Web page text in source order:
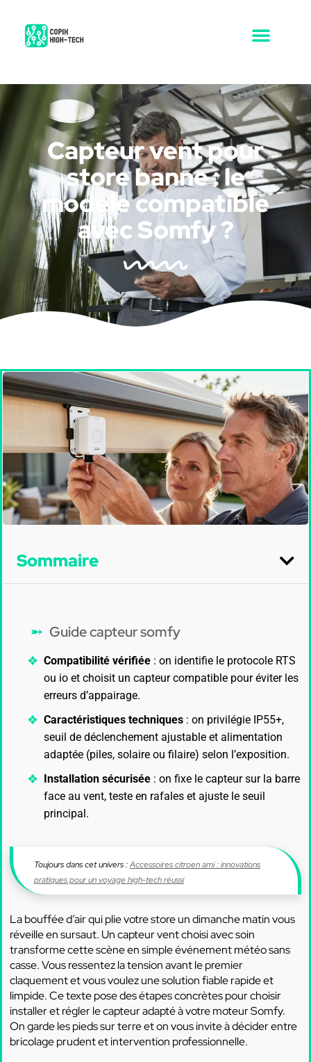
Capteur vent pour
store banne : le
modèle compatible
avec Somfy ?
Sommaire
Guide capteur somfy
Compatibilité vérifiée : on identifie le protocole RTS
ou io et choisit un capteur compatible pour éviter les
erreurs d’appairage.
Caractéristiques techniques : on privilégie IP55+,
seuil de déclenchement ajustable et alimentation
adaptée (piles, solaire ou filaire) selon l’exposition.
Installation sécurisée : on fixe le capteur sur la barre
face au vent, teste en rafales et ajuste le seuil
principal.
Toujours dans cet univers :Accessoires citroen ami : innovations
pratiques pour un voyage high-tech réussi
La bouffée d’air qui plie votre store un dimanche matin vous
réveille en sursaut. Un capteur vent choisi avec soin
transforme cette scène en simple événement météo sans
casse. Vous ressentez la tension avant le premier
claquement et vous voulez une solution fiable rapide et
limpide. Ce texte pose des étapes concrètes pour choisir
installer et régler le capteur adapté à votre moteur Somfy.
On garde les pieds sur terre et on vous invite à décider entre
bricolage prudent et intervention professionnelle.